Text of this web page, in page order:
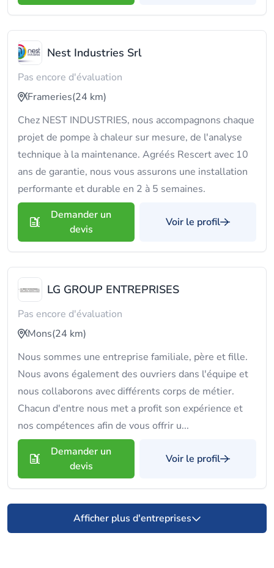
Nest Industries Srl
Pas encore d'évaluation
Frameries(24 km)
Chez NEST INDUSTRIES, nous accompagnons chaque
projet de pompe à chaleur sur mesure, de l'analyse
technique à la maintenance. Agréés Rescert avec 10
ans de garantie, nous vous assurons une installation
performante et durable en 2 à 5 semaines.
Demander un
devis
Voir le profil
LG GROUP ENTREPRISES
Pas encore d'évaluation
Mons(24 km)
Nous sommes une entreprise familiale, père et fille.
Nous avons également des ouvriers dans l'équipe et
nous collaborons avec différents corps de métier.
Chacun d'entre nous met a profit son expérience et
nos compétences afin de vous offrir u...
Demander un
devis
Voir le profil
Afficher plus d'entreprises